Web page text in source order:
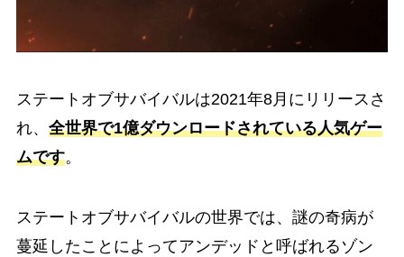
ステートオブサバイバルは2021年8月にリリースさ
れ、 全世界で1億ダウンロードされている人気ゲー
ムです。
ステートオブサバイバルの世界では、謎の奇病が
蔓延したことによってアンデッドと呼ばれるゾン